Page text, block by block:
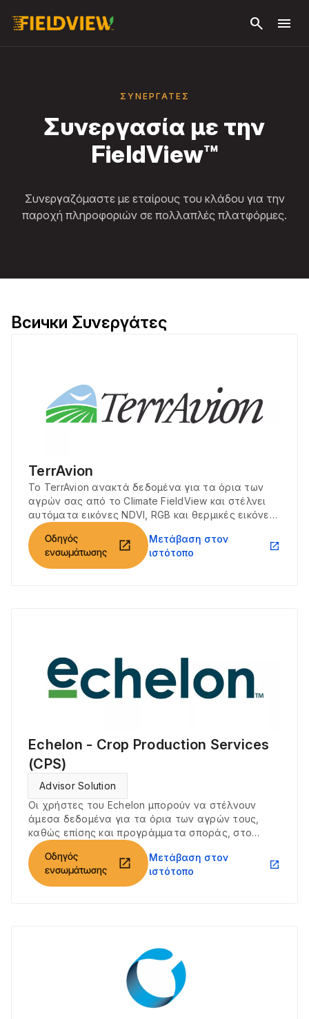
search menu
ΣΥΝΕΡΓΆΤΕΣ
Συνεργασία με την
FieldView™
Συνεργαζόμαστε με εταίρους του κλάδου για την
παροχή πληροφοριών σε πολλαπλές πλατφόρμες.
Всички Συνεργάτες
TerrAvion
Το TerrAvion ανακτά δεδομένα για τα όρια των
αγρών σας από το Climate FieldView και στέλνει
αυτόματα εικόνες NDVI, RGB και θερμικές εικόνες
στο Climate FieldView.
Οδηγός
ενσωμάτωσης
open_in_new
Μετάβαση στον
ιστότοπο
open_in_new
Echelon - Crop Production Services
(CPS)
Advisor Solution
Οι χρήστες του Echelon μπορούν να στέλνουν
άμεσα δεδομένα για τα όρια των αγρών τους,
καθώς επίσης και προγράμματα σποράς, στο
Climate FieldView και να ανακτούν αρχεία σποράς
και συγκομιδής από το Climate FieldView.
Οδηγός
ενσωμάτωσης
open_in_new
Μετάβαση στον
ιστότοπο
open_in_new